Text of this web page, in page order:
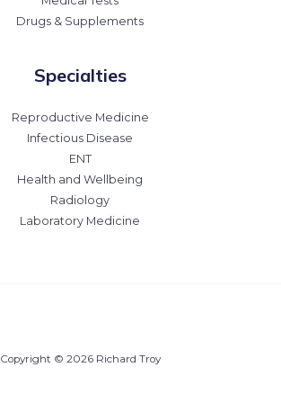
Drugs & Supplements
Specialties
Reproductive Medicine
Infectious Disease
ENT
Health and Wellbeing
Radiology
Laboratory Medicine
Copyright © 2026 Richard Troy